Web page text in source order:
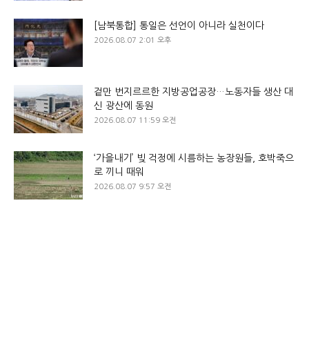
[남북통합] 통일은 선언이 아니라 실천이다
2026.08.07 2:01 오후
겉만 번지르르한 지방공업공장…노동자들 생산 대
신 광산에 동원
2026.08.07 11:59 오전
‘가을내기’ 빚 걱정에 시름하는 농장원들, 호박죽으
로 끼니 때워
2026.08.07 9:57 오전